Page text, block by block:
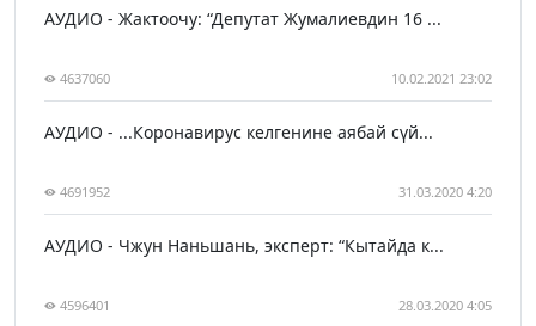
АУДИО - Жактоочу: “Депутат Жумалиевдин 16 ...
4637060 10.02.2021 23:02
АУДИО - ...Коронавирус келгенине аябай сүй...
4691952 31.03.2020 4:20
АУДИО - Чжун Наньшань, эксперт: “Кытайда к...
4596401 28.03.2020 4:05